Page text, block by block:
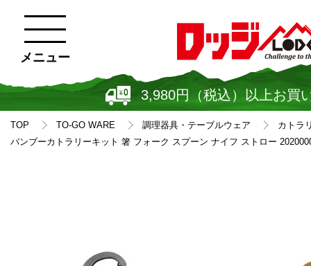
3,980円（税込）以上お買
メニュー
TOP TO-GO WARE 調理器具・テーブルウェア
カトラ
バンブーカトラリーキット 箸 フォーク スプーン ナイフ ストロー